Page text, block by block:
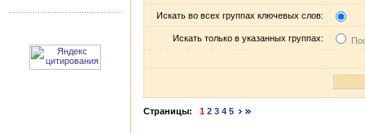
Искать во всех группах ключевых слов:
Искать только в указанных группах:
Страницы: 1 2 3 4 5